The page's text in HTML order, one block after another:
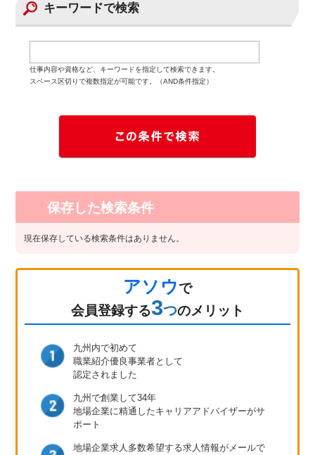
キーワードで検索
仕事内容や資格など、キーワードを指定して検索できます。
スペース区切りで複数指定が可能です。（AND条件指定）
保存した検索条件
現在保存している検索条件はありません。
アソウで
会員登録する3つのメリット
九州内で初めて
職業紹介優良事業者として
認定されました
九州で創業して34年
地場企業に精通したキャリアアドバイザーがサ
ポート
地場企業求人多数希望する求人情報がメールで